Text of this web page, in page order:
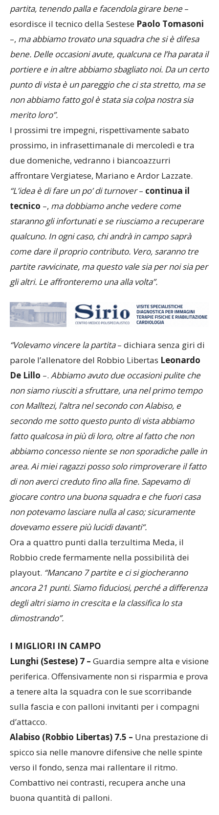
partita, tenendo palla e facendola girare bene –
esordisce il tecnico della Sestese Paolo Tomasoni
–, ma abbiamo trovato una squadra che si è difesa
bene. Delle occasioni avute, qualcuna ce l’ha parata il
portiere e in altre abbiamo sbagliato noi. Da un certo
punto di vista è un pareggio che ci sta stretto, ma se
non abbiamo fatto gol è stata sia colpa nostra sia
merito loro”.
I prossimi tre impegni, rispettivamente sabato
prossimo, in infrasettimanale di mercoledì e tra
due domeniche, vedranno i biancoazzurri
affrontare Vergiatese, Mariano e Ardor Lazzate.
“L’idea è di fare un po’ di turnover– continua il
tecnico –, ma dobbiamo anche vedere come
staranno gli infortunati e se riusciamo a recuperare
qualcuno. In ogni caso, chi andrà in campo saprà
come dare il proprio contributo. Vero, saranno tre
partite ravvicinate, ma questo vale sia per noi sia per
gli altri. Le affronteremo una alla volta”.
“Volevamo vincere lapartita– dichiara senza giri di
parole l’allenatore del Robbio Libertas Leonardo
De Lillo –. Abbiamoavuto due occasioni pulite che
non siamo riusciti a sfruttare, una nelprimo tempo
conMalltezi, l’altra nelsecondo con Alabiso, e
secondo me sotto questo punto di vista abbiamo
fatto qualcosa in più di loro, oltre al fatto che non
abbiamo concesso niente se non sporadiche palle in
area.Ai miei ragazziposso solo rimproverare il fatto
di non avercicreduto fino alla fine. Sapevamo di
giocare contro una buona squadra e che fuori casa
nonpotevamolasciare nulla al caso;sicuramente
dovevamo essere più lucidi davanti“.
Ora a quattro punti dalla terzultima Meda, il
Robbio crede fermamente nella possibilità dei
playout. “Mancano 7 partite e ci si giocheranno
ancora 21 punti. Siamo fiduciosi, perchéa differenza
degli altrisiamoin crescita e la classifica lo sta
dimostrando”.
I MIGLIORI IN CAMPO
Lunghi (Sestese) 7 – Guardia sempre alta e visione
periferica. Offensivamente non si risparmia e prova
a tenere alta la squadra con le sue scorribande
sulla fascia e con palloni invitanti per i compagni
d’attacco.
Alabiso (Robbio Libertas) 7.5 – Una prestazione di
spicco sia nelle manovre difensive che nelle spinte
verso il fondo, senza mai rallentare il ritmo.
Combattivo nei contrasti, recupera anche una
buona quantità di palloni.